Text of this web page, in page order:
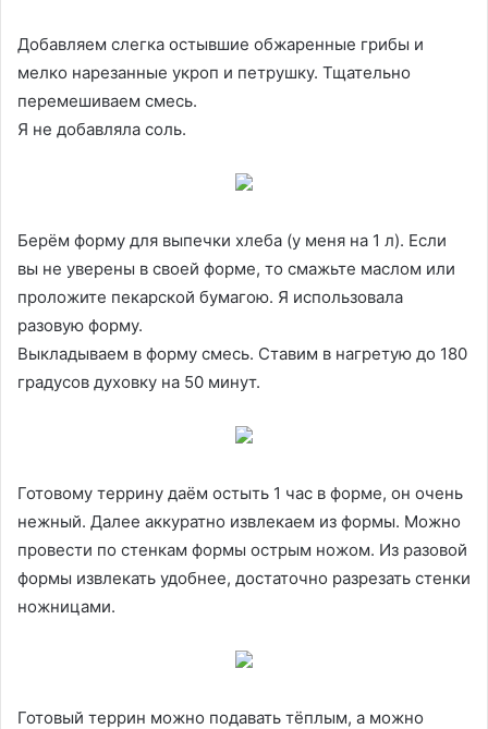
Добавляем слегка остывшие обжаренные грибы и
мелко нарезанные укроп и петрушку. Тщательно
перемешиваем смесь.
Я не добавляла соль.
Берём форму для выпечки хлеба (у меня на 1 л). Если
вы не уверены в своей форме, то смажьте маслом или
проложите пекарской бумагою. Я использовала
разовую форму.
Выкладываем в форму смесь. Ставим в нагретую до 180
градусов духовку на 50 минут.
Готовому террину даём остыть 1 час в форме, он очень
нежный. Далее аккуратно извлекаем из формы. Можно
провести по стенкам формы острым ножом. Из разовой
формы извлекать удобнее, достаточно разрезать стенки
ножницами.
Готовый террин можно подавать тёплым, а можно